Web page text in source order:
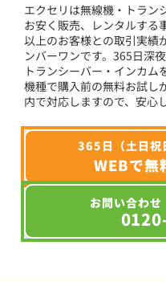
エクセリは無線機・トラン
お安く販売、レンタルする
以上のお客様との取引実績
ンバーワンです。365日深
トランシーバー・インカム
機種で購入前の無料お試し
内で対応しますので、安心
365日（土日祝
WEBで無
お問い合わせ